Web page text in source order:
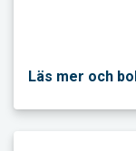
Läs mer och
Läs mer och